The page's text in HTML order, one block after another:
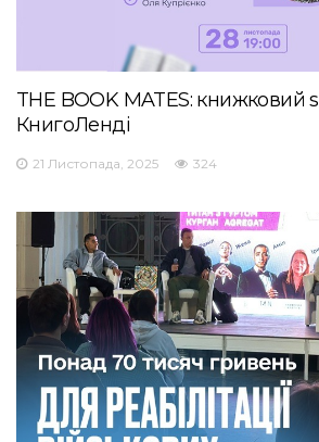
THE BOOK MATES: книжковий
КнигоЛенді
21 Листопада, 2025 324